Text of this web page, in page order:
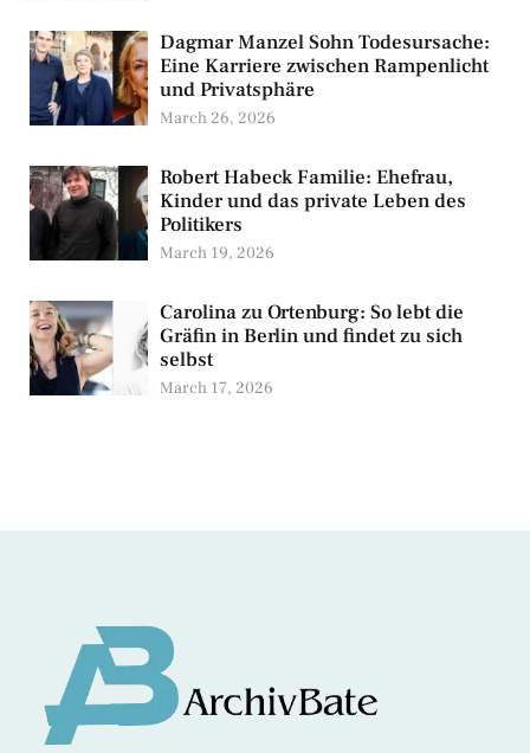
Dagmar Manzel Sohn Todesursache:
Eine Karriere zwischen Rampenlicht
und Privatsphäre
March 26, 2026
Robert Habeck Familie: Ehefrau,
Kinder und das private Leben des
Politikers
March 19, 2026
Carolina zu Ortenburg: So lebt die
Gräfin in Berlin und findet zu sich
selbst
March 17, 2026